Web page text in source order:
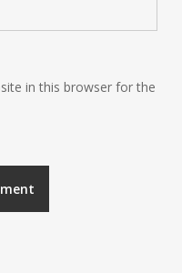
in this browser for the